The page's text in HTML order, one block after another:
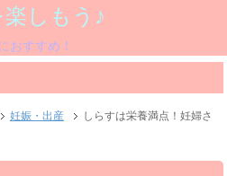
しもう♪
おすすめ！
妊娠・出産
しらすは栄養満点！妊婦さ